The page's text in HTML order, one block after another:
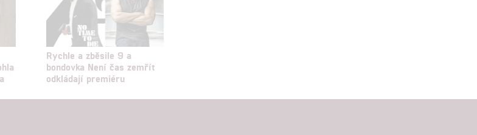
Rychle a zběsile 9 a
bondovka Není čas zemřít
odkládají premiéru